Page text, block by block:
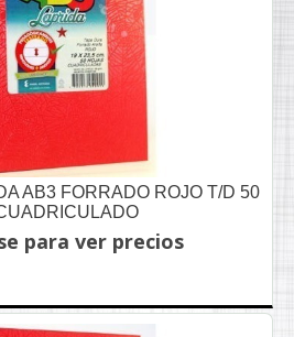
AB3 FORRADO ROJO T/D 50
para ver precios